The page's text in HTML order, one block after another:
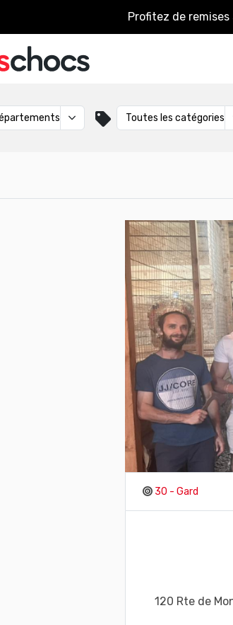
Profitez de remises
30 - Gard
120 Rte de